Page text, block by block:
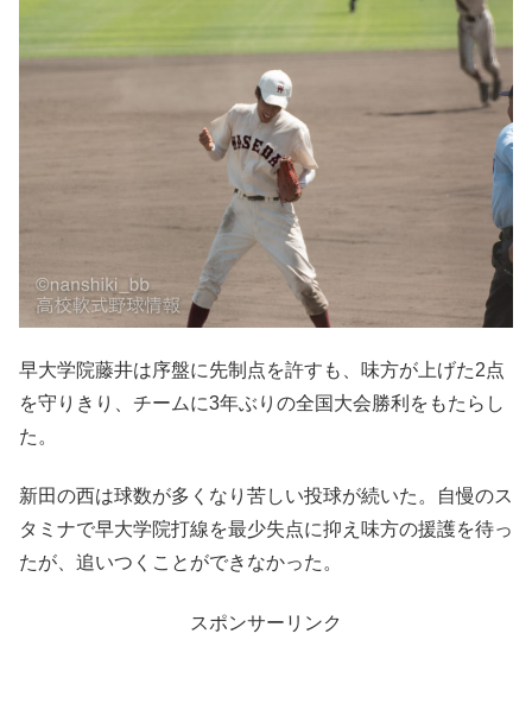
早大学院藤井は序盤に先制点を許すも、味方が上げた2点
を守りきり、チームに3年ぶりの全国大会勝利をもたらし
た。
新田の西は球数が多くなり苦しい投球が続いた。自慢のス
タミナで早大学院打線を最少失点に抑え味方の援護を待っ
たが、追いつくことができなかった。
スポンサーリンク